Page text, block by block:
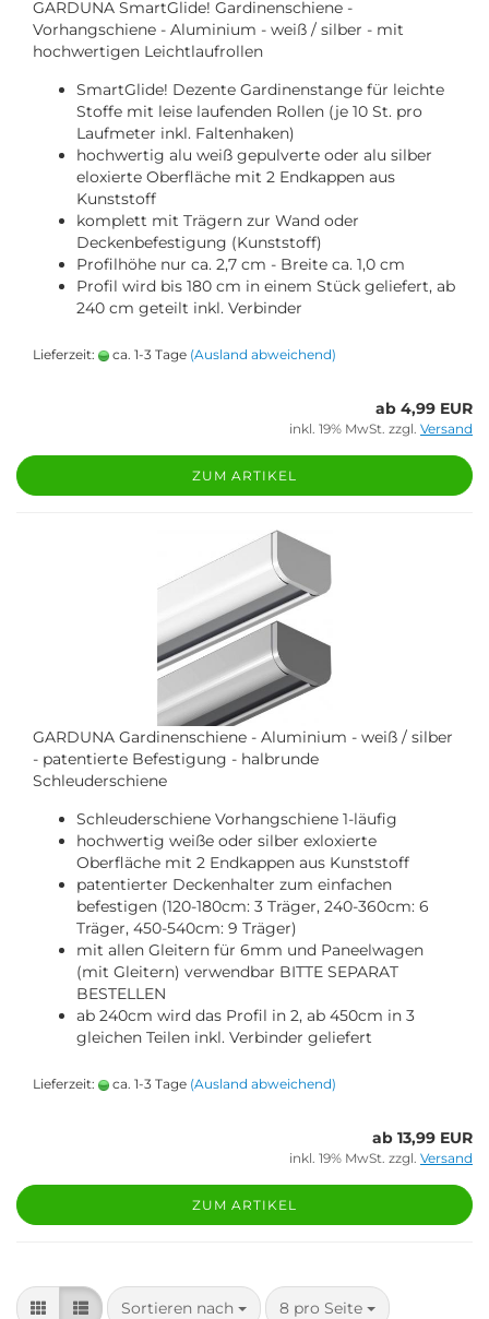
GARDUNA SmartGlide! Gardinenschiene -
Vorhangschiene - Aluminium - weiß / silber - mit
hochwertigen Leichtlaufrollen
SmartGlide! Dezente Gardinenstange für leichte
Stoffe mit leise laufenden Rollen (je 10 St. pro
Laufmeter inkl. Faltenhaken)
hochwertig alu weiß gepulverte oder alu silber
eloxierte Oberfläche mit 2 Endkappen aus
Kunststoff
komplett mit Trägern zur Wand oder
Deckenbefestigung (Kunststoff)
Profilhöhe nur ca. 2,7 cm - Breite ca. 1,0 cm
Profil wird bis 180 cm in einem Stück geliefert, ab
240 cm geteilt inkl. Verbinder
Lieferzeit: ca. 1-3 Tage (Ausland abweichend)
ab 4,99 EUR
inkl. 19% MwSt. zzgl. Versand
ZUM ARTIKEL
GARDUNA Gardinenschiene - Aluminium - weiß / silber
- patentierte Befestigung - halbrunde
Schleuderschiene
Schleuderschiene Vorhangschiene 1-läufig
hochwertig weiße oder silber exloxierte
Oberfläche mit 2 Endkappen aus Kunststoff
patentierter Deckenhalter zum einfachen
befestigen (120-180cm: 3 Träger, 240-360cm: 6
Träger, 450-540cm: 9 Träger)
mit allen Gleitern für 6mm und Paneelwagen
(mit Gleitern) verwendbar BITTE SEPARAT
BESTELLEN
ab 240cm wird das Profil in 2, ab 450cm in 3
gleichen Teilen inkl. Verbinder geliefert
Lieferzeit: ca. 1-3 Tage (Ausland abweichend)
ab 13,99 EUR
inkl. 19% MwSt. zzgl. Versand
ZUM ARTIKEL
Sortieren nach
Sortieren nach 8 pro Seite
pro Seite